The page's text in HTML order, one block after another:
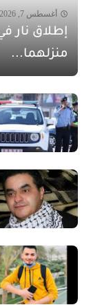
أغسطس 7, 2026
إطلاق نار
منزلهما...